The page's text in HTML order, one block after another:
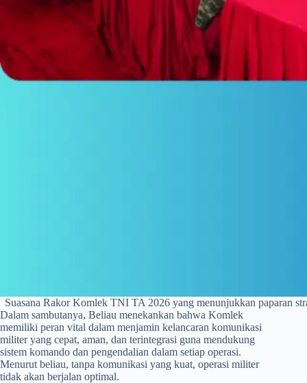
Suasana Rakor Komlek TNI TA 2026 yang menunjukkan paparan
​Dalam sambutanya, Beliau menekankan bahwa Komlek
memiliki peran vital dalam menjamin kelancaran komunikasi
militer yang cepat, aman, dan terintegrasi guna mendukung
sistem komando dan pengendalian dalam setiap operasi.
Menurut beliau, tanpa komunikasi yang kuat, operasi militer
tidak akan berjalan optimal.